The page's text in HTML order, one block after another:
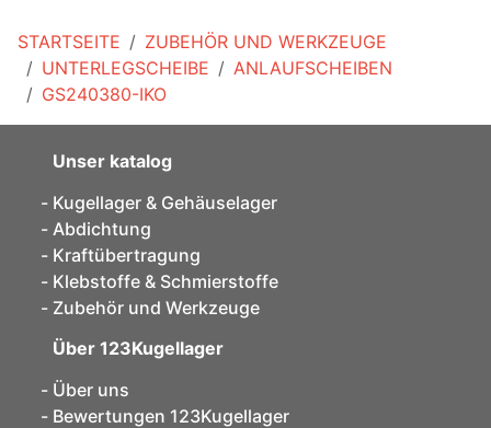
STARTSEITE
ZUBEHÖR UND WERKZEUGE
UNTERLEGSCHEIBE
ANLAUFSCHEIBEN
GS240380-IKO
Unser katalog
Kugellager & Gehäuselager
Abdichtung
Kraftübertragung
Klebstoffe & Schmierstoffe
Zubehör und Werkzeuge
Über 123Kugellager
Über uns
Bewertungen 123Kugellager